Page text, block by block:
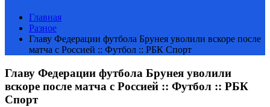
Главная
Разное
Главу Федерации футбола Брунея уволили вскоре после
матча с Россией :: Футбол :: РБК Спорт
Главу Федерации футбола Брунея уволили
вскоре после матча с Россией :: Футбол :: РБК
Спорт